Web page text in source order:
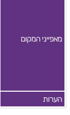
מאפייני המקום
הערות